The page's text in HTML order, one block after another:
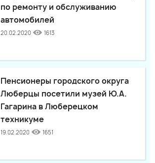
по ремонту и обслуживанию
автомобилей
20.02.2020 1613
Пенсионеры городского округа
Люберцы посетили музей Ю.А.
Гагарина в Люберецком
техникуме
19.02.2020 1651